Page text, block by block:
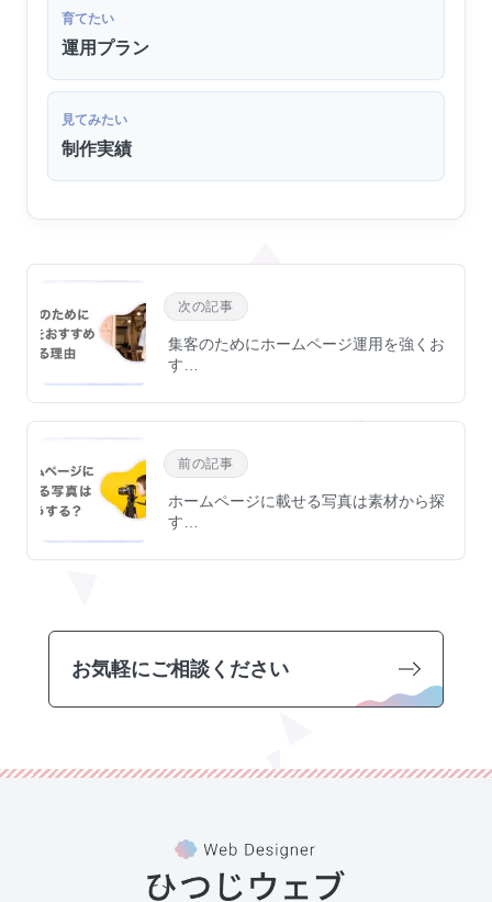
育てたい
運用プラン
見てみたい
制作実績
次の記事
集客のためにホームページ運用を強くお
す…
前の記事
ホームページに載せる写真は素材から探
す…
お気軽にご相談ください